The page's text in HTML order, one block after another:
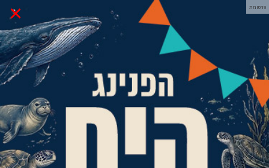
× פרסומת